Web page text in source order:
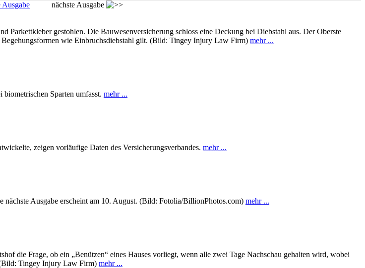
Ausgabe
nächste Ausgabe
Parkettkleber gestohlen. Die Bauwesenversicherung schloss eine Deckung bei Diebstahl aus. Der Oberste
wie Einbruchsdiebstahl gilt. (Bild: Tingey Injury Law Firm) mehr ...
Sparten umfasst. mehr ...
zeigen vorläufige Daten des Versicherungsverbandes. mehr ...
Ausgabe erscheint am 10. August. (Bild: Fotolia/BillionPhotos.com) mehr ...
die Frage, ob ein „Benützen“ eines Hauses vorliegt, wenn alle zwei Tage Nachschau gehalten wird, wobei
Tingey Injury Law Firm) mehr ...